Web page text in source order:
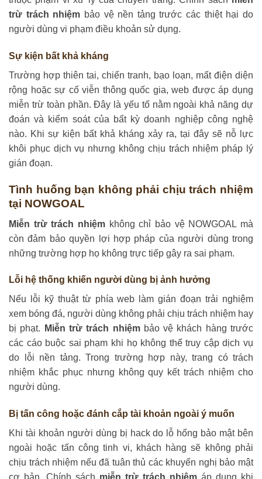
trừ trách nhiệm bảo vệ nền tảng trước các thiệt hại do
người dùng vi phạm điều khoản sử dụng.
Sự kiện bất khả kháng
Trường hợp thiên tai, chiến tranh, bạo loạn, mất điện diện
rộng hoặc sự cố viễn thông quốc gia, web được áp dụng
miễn trừ toàn phần. Đây là yếu tố nằm ngoài khả năng dự
đoán và kiểm soát của bất kỳ doanh nghiệp công nghệ
nào. Khi sự kiện bất khả kháng xảy ra, tại đây sẽ nỗ lực
khôi phục dịch vụ nhưng không chịu trách nhiệm pháp lý
gián đoạn.
Tình huống bạn không phải chịu trách nhiệm
tại NOWGOAL
Miễn trừ trách nhiệm không chỉ bảo vệ NOWGOAL mà
còn đảm bảo quyền lợi hợp pháp của người dùng trong
những trường hợp họ không trực tiếp gây ra sai phạm.
Lỗi hệ thống khiến người dùng bị ảnh hưởng
Nếu lỗi kỹ thuật từ phía web làm gián đoạn trải nghiệm
xem bóng đá, người dùng không phải chịu trách nhiệm hay
bị phạt.
Miễn trừ trách nhiệmbảo vệ khách hàng trước
các cáo buộc sai phạm khi họ không thể truy cập dịch vụ
do lỗi nền tảng. Trong trường hợp này, trang có trách
nhiệm khắc phục nhưng không quy kết trách nhiệm cho
người dùng.
Bị tấn công hoặc đánh cắp tài khoản ngoài ý muốn
Khi tài khoản người dùng bị hack do lỗ hổng bảo mật bên
ngoài hoặc tấn công tinh vi, khách hàng sẽ không phải
chịu trách nhiệm nếu đã tuân thủ các khuyến nghị bảo mật